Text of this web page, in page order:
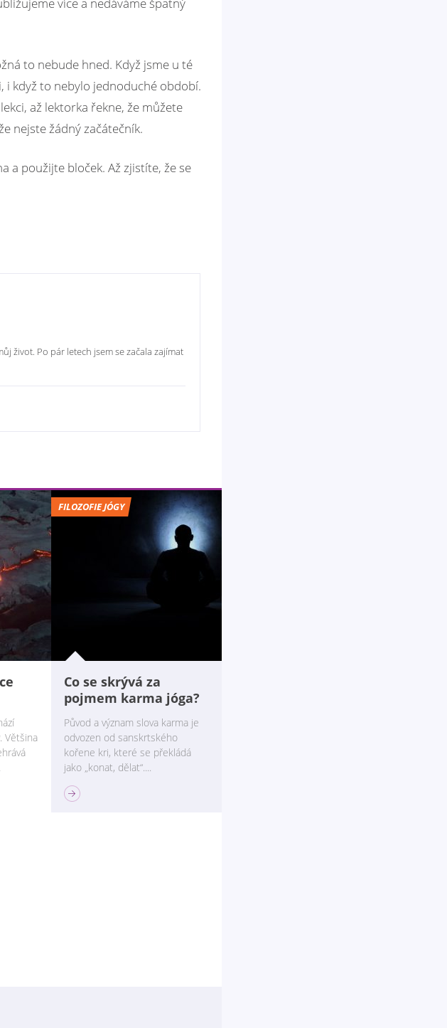
více a nedáváme špatný
to nebude hned. Když jsme u té
když to nebylo jednoduché období.
až lektorka řekne, že můžete
nejste žádný začátečník.
a použijte bloček. Až zjistíte, že se
život. Po pár letech jsem se začala zajímat
Většina
FILOZOFIE JÓGY
Co se skrývá za
pojmem karma jóga?
Původ a význam slova karma je
odvozen od sanskrtského
kořene kri, které se překládá
jako „konat, dělat“....